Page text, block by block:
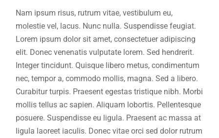
Nam ipsum risus, rutrum vitae, vestibulum eu,
molestie vel, lacus. Nunc nulla. Suspendisse feugiat.
Lorem ipsum dolor sit amet, consectetuer adipiscing
elit. Donec venenatis vulputate lorem. Sed hendrerit.
Integer tincidunt. Quisque libero metus, condimentum
nec, tempor a, commodo mollis, magna. Sed a libero.
Curabitur turpis. Praesent egestas tristique nibh. Morbi
mollis tellus ac sapien. Aliquam lobortis. Pellentesque
posuere. Suspendisse eu ligula. Praesent ac massa at
ligula laoreet iaculis. Donec vitae orci sed dolor rutrum